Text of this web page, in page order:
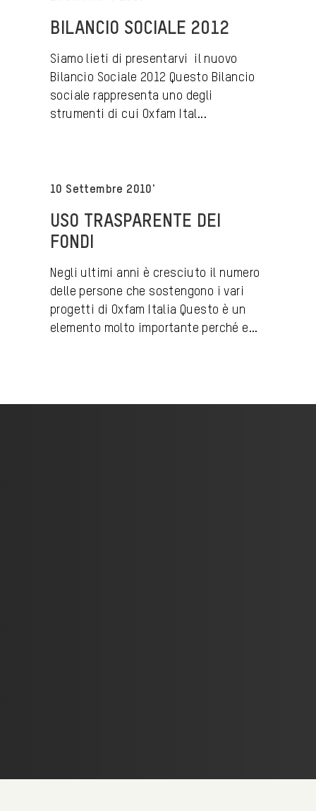
BILANCIO SOCIALE 2012
Siamo lieti di presentarvi il nuovo
Bilancio Sociale 2012 Questo Bilancio
sociale rappresenta uno degli
strumenti di cui Oxfam Ital...
10 Settembre 2010'
USO TRASPARENTE DEI
FONDI
Negli ultimi anni è cresciuto il numero
delle persone che sostengono i vari
progetti di Oxfam Italia Questo è un
elemento molto importante perché e...